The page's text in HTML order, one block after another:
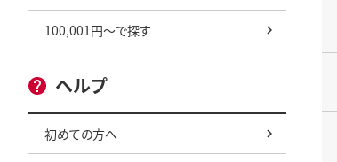
100,001円～で探す
ヘルプ
初めての方へ